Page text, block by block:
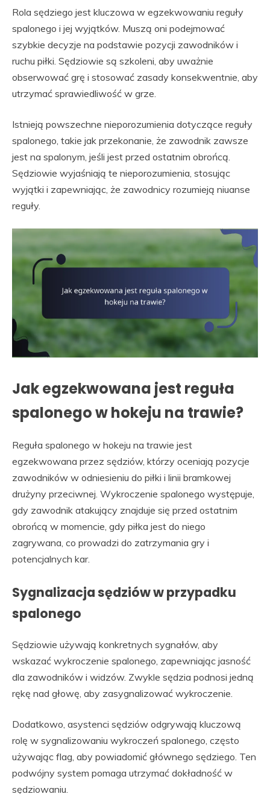
Rola sędziego jest kluczowa w egzekwowaniu reguły
spalonego i jej wyjątków. Muszą oni podejmować
szybkie decyzje na podstawie pozycji zawodników i
ruchu piłki. Sędziowie są szkoleni, aby uważnie
obserwować grę i stosować zasady konsekwentnie, aby
utrzymać sprawiedliwość w grze.
Istnieją powszechne nieporozumienia dotyczące reguły
spalonego, takie jak przekonanie, że zawodnik zawsze
jest na spalonym, jeśli jest przed ostatnim obrońcą.
Sędziowie wyjaśniają te nieporozumienia, stosując
wyjątki i zapewniając, że zawodnicy rozumieją niuanse
reguły.
Jak egzekwowana jest reguła
spalonego w hokeju na trawie?
Reguła spalonego w hokeju na trawie jest
egzekwowana przez sędziów, którzy oceniają pozycje
zawodników w odniesieniu do piłki i linii bramkowej
drużyny przeciwnej. Wykroczenie spalonego występuje,
gdy zawodnik atakujący znajduje się przed ostatnim
obrońcą w momencie, gdy piłka jest do niego
zagrywana, co prowadzi do zatrzymania gry i
potencjalnych kar.
Sygnalizacja sędziów w przypadku
spalonego
Sędziowie używają konkretnych sygnałów, aby
wskazać wykroczenie spalonego, zapewniając jasność
dla zawodników i widzów. Zwykle sędzia podnosi jedną
rękę nad głowę, aby zasygnalizować wykroczenie.
Dodatkowo, asystenci sędziów odgrywają kluczową
rolę w sygnalizowaniu wykroczeń spalonego, często
używając flag, aby powiadomić głównego sędziego. Ten
podwójny system pomaga utrzymać dokładność w
sędziowaniu.